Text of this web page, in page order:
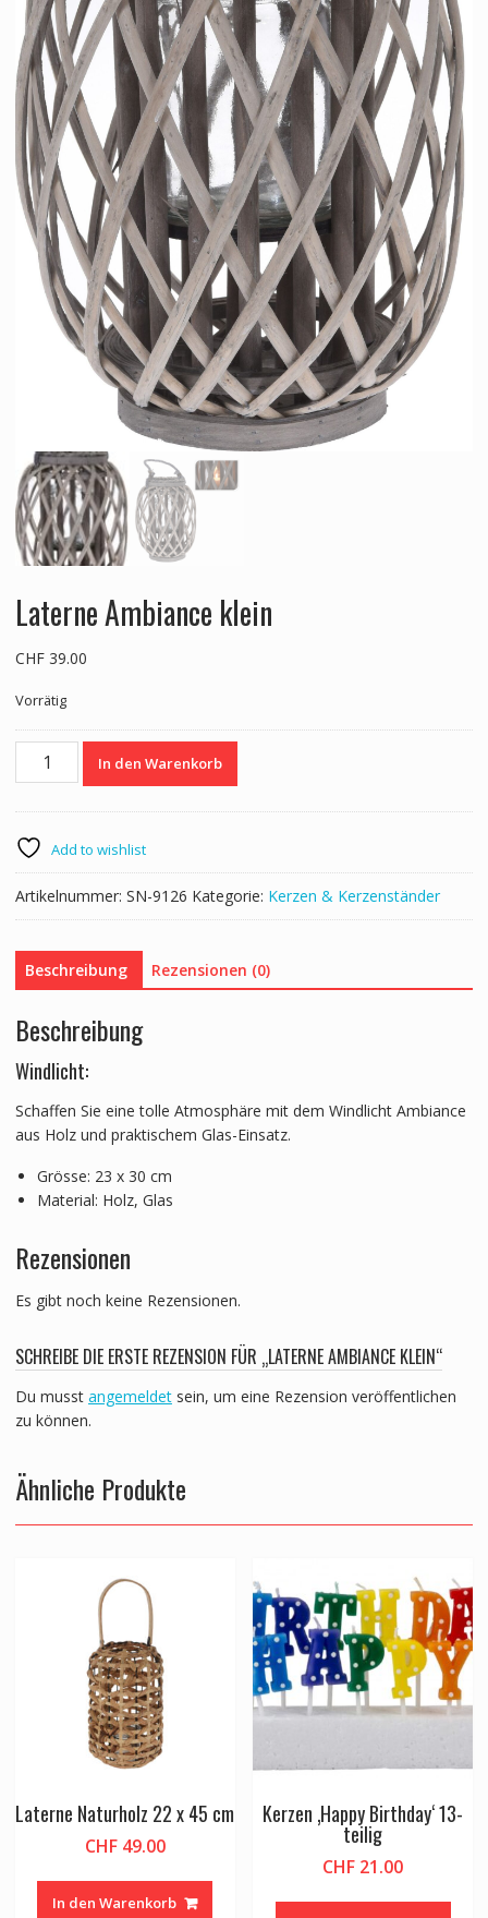
Laterne Ambiance klein
CHF39.00
Vorrätig
Laterne
In den Warenkorb
Add to wishlist
Artikelnummer: SN-9126 Kategorie: Kerzen & Kerzenständer
Beschreibung Rezensionen (0)
Beschreibung
Windlicht:
Schaffen Sie eine tolle Atmosphäre mit dem Windlicht Ambiance
aus Holz und praktischem Glas-Einsatz.
Grösse: 23 x 30 cm
Material: Holz, Glas
Rezensionen
Es gibt noch keine Rezensionen.
SCHREIBE DIE ERSTE REZENSION FÜR „LATERNE AMBIANCE KLEIN“
Du musst angemeldetsein, um eine Rezension veröffentlichen
zu können.
Ähnliche Produkte
Laterne Naturholz 22 x 45 cm
CHF49.00
In den Warenkorb
Kerzen ‚Happy Birthday‘ 13-
teilig
CHF 21.00